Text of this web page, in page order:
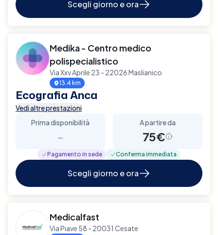
Scegli giorno e ora
Medika - Centro medico
polispecialistico
Via Xxv Aprile 23 - 22026 Maslianico
13.4 km
Ecografia Anca
Vedi altre prestazioni
Prima disponibilità
-
A partire da
75€
Pagamento in sede Conferma immediata
Scegli giorno e ora
Medicalfast
Via Piave 58 - 20031 Cesate